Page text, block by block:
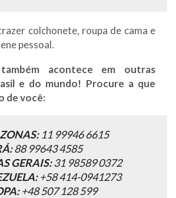
colchonete, roupa de cama e
pessoal.
acontece em outras
e do mundo! Procure a que
de você:
11 99946 6615
88 99643 4585
GERAIS:31 98589 0372
+58 414-0941273
+48 507 128 599